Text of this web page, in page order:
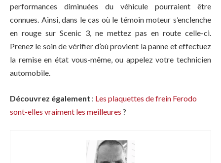
performances diminuées du véhicule pourraient être
connues. Ainsi, dans le cas où le témoin moteur s’enclenche
en rouge sur Scenic 3, ne mettez pas en route celle-ci.
Prenez le soin de vérifier d’où provient la panne et effectuez
la remise en état vous-même, ou appelez votre technicien
automobile.
Découvrez également : Les plaquettes de frein Ferodo
sont-elles vraiment les meilleures ?